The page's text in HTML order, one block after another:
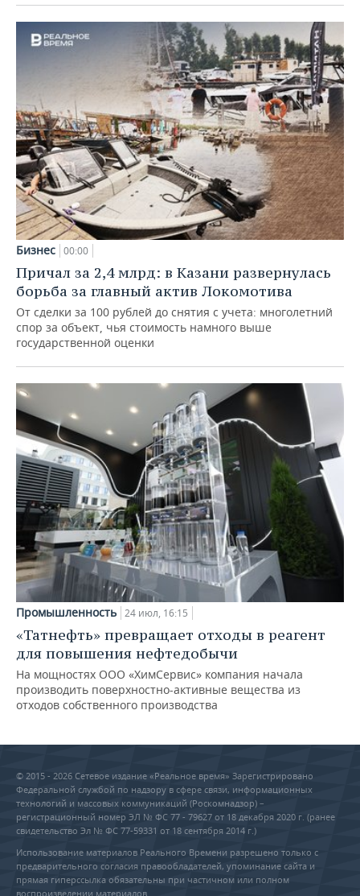
Бизнес 00:00
Причал за 2,4 млрд: в Казани развернулась
борьба за главный актив Локомотива
От сделки за 100 рублей до снятия с учета: многолетний
спор за объект, чья стоимость намного выше
государственной оценки
Промышленность 24 июл, 16:15
«Татнефть» превращает отходы в реагент
для повышения нефтедобычи
На мощностях ООО «ХимСервис» компания начала
производить поверхностно-активные вещества из
отходов собственного производства
© 2015 - 2026 Сетевое издание «Реальное время» Зарегистрировано
Федеральной службой по надзору в сфере связи, информационных
технологий и массовых коммуникаций (Роскомнадзор) –
регистрационный номер ЭЛ № ФС 77 - 79627 от 18 декабря 2020 г. (ранее
свидетельство Эл № ФС 77-59331 от 18 сентября 2014 г.)
Использование материалов Реального Времени разрешено только с
предварительного согласия правообладателей, упоминание сайта и
прямая гиперссылка обязательны при частичном или полном
воспроизведении материалов.